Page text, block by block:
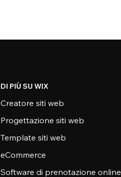
DI PIÙ SU WIX
Creatore siti web
Progettazione siti web
Template siti web
eCommerce
Software di prenotazione online